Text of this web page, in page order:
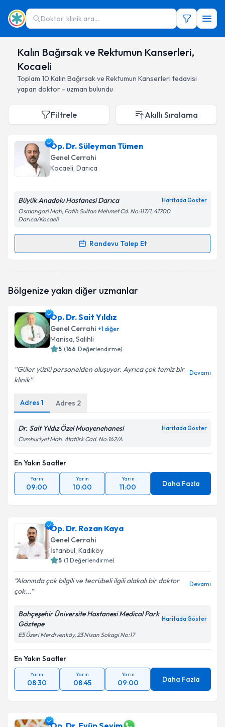
Doktor, klinik ara...
Kalın Bağırsak ve Rektumun Kanserleri,
Kocaeli
Toplam 10 Kalın Bağırsak ve Rektumun Kanserleri tedavisi
yapan doktor - uzman bulundu
Filtrele Akıllı Sıralama
Op. Dr. Süleyman Tümen
Genel Cerrahi
Kocaeli, Darıca
Büyük Anadolu Hastanesi Darıca Haritada Göster
Osmangazi Mah, Fatih Sultan Mehmet Cd. No:117/1, 41700
Darıca/Kocaeli
Randevu Talep Et
Randevu Takvimi Talebi
oluşturun. Size bu uzmandan randevu almanız için bir
E-posta Adresiniz
Kişisel verilerimin işlenmesine ilişkinAydınlatma
Takvim Talebini Gönder
Bölgenize yakın diğer uzmanlar
Op. Dr. Sait Yıldız
Genel Cerrahi +1diğer
Manisa, Salihli
5 (166 Değerlendirme)
Güler yüzlü personelden oluşuyor. Ayrıca çok temiz bir
klinik
Devamı
Adres 1 Adres 2
Dr. Sait Yıldız Özel Muayenehanesi Haritada Göster
Cumhuriyet Mah. Atatürk Cad. No:162/A
En Yakın Saatler
Yarın
09:00
Yarın
10:00
Yarın
11:00 Daha Fazla
Op. Dr. Rozan Kaya
Genel Cerrahi
İstanbul, Kadıköy
5 (1 Değerlendirme)
Alanında çok bilgili ve tecrübeli ilgili alakalı bir doktor
çok...
Devamı
Bahçeşehir Üniversite Hastanesi Medical Park
Göztepe
Haritada Göster
E5 Üzeri Merdivenköy, 23 Nisan Sokagi No:17
En Yakın Saatler
Yarın
08:30
Yarın
08:45
Yarın
09:00 Daha Fazla